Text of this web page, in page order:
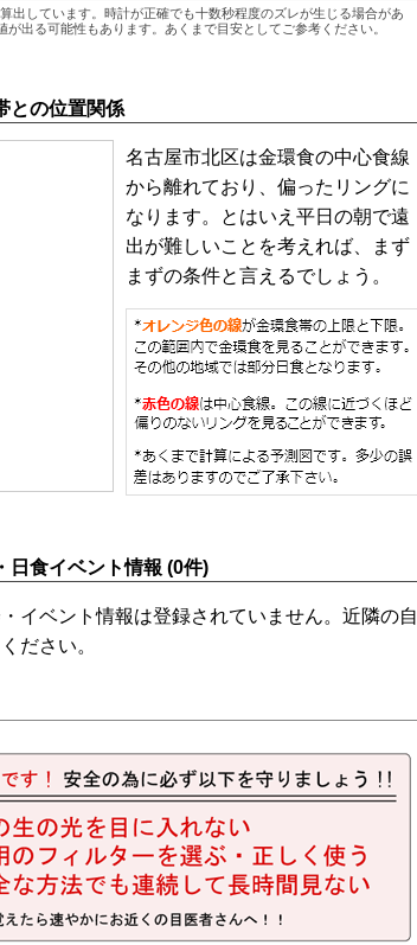
出しています。時計が正確でも十数秒程度のズレが生じる場合があ
出る可能性もあります。あくまで目安としてご参考ください。
との位置関係
名古屋市北区は金環食の中心食線
から離れており、偏ったリングに
なります。とはいえ平日の朝で遠
出が難しいことを考えれば、まず
まずの条件と言えるでしょう。
日食イベント情報 (0件)
イベント情報は登録されていません。近隣の自
ださい。